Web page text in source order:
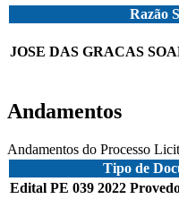
Razão
JOSE DAS GRACAS
Andamentos
Andamentos do Processo
Tipo de
Edital PE 039 2022